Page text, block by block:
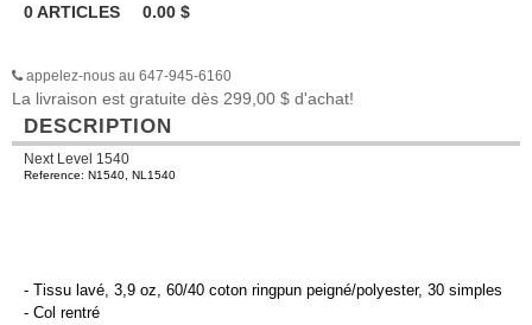
0ARTICLES 0.00 $
appelez-nous au 647-945-6160
La livraison est gratuite dès 299,00 $ d'achat!
DESCRIPTION
Next Level 1540
Reference: N1540, NL1540
- Tissu lavé, 3,9 oz, 60/40 coton ringpun peigné/polyester, 30 simples
- Col rentré